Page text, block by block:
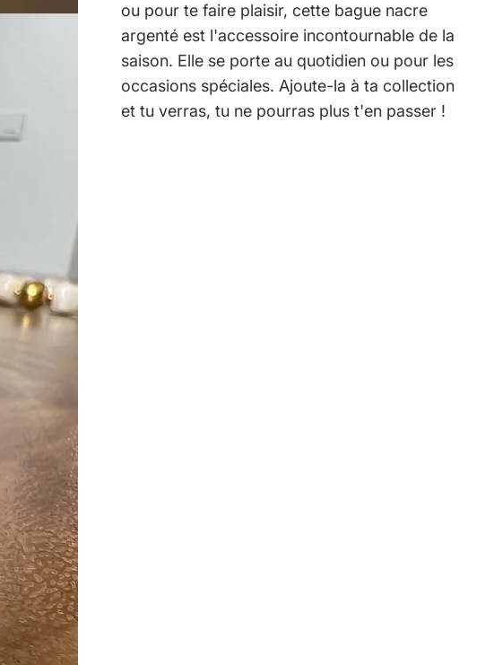
ou pour te faire plaisir, cette bague nacre
argenté est l'accessoire incontournable de la
saison. Elle se porte au quotidien ou pour les
occasions spéciales. Ajoute-la à ta collection
et tu verras, tu ne pourras plus t'en passer !